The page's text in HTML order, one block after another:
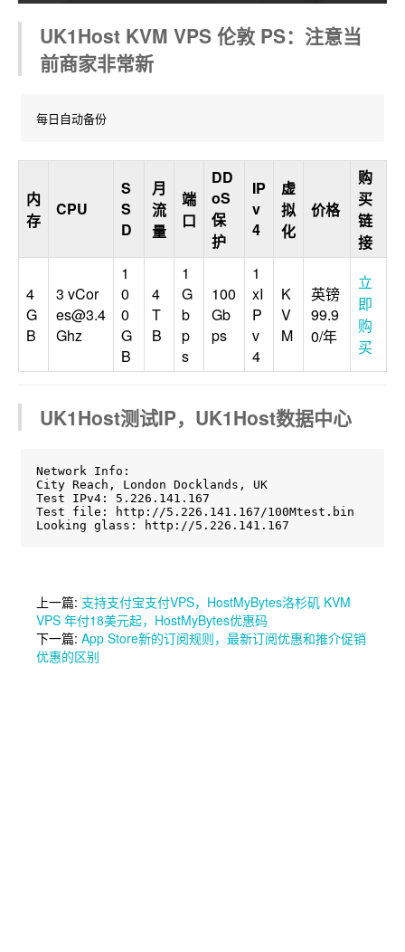
UK1Host KVM VPS 伦敦 PS：注意当
前商家非常新
每日自动备份
内
存
CPU
S
S
D
月
流
量
端
口
DD
oS
保
护
IP
v
4
虚
拟
化
价格
购
买
链
接
4
G
B
3 vCor
es@3.4
Ghz
1
0
0
G
B
4
T
B
1
G
b
p
s
100
Gb
ps
1
xI
P
v
4
K
V
M
英镑
99.9
0/年
立
即
购
买
UK1Host测试IP，UK1Host数据中心
Network Info:
City Reach, London Docklands, UK
Test IPv4: 5.226.141.167
Test file: http://5.226.141.167/100Mtest.bin
Looking glass: http://5.226.141.167
上一篇: 支持支付宝支付VPS，HostMyBytes洛杉矶 KVM
VPS 年付18美元起，HostMyBytes优惠码
下一篇: App Store新的订阅规则，最新订阅优惠和推介促销
优惠的区别